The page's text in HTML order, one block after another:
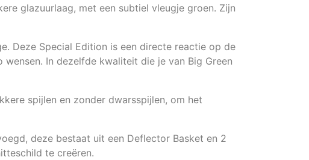
glazuurlaag, met een subtiel vleugje groen. Zijn
Deze Special Edition is een directe reactie op de
In dezelfde kwaliteit die je van Big Green
spijlen en zonder dwarsspijlen, om het
deze bestaat uit een Deflector Basket en 2
te creëren.